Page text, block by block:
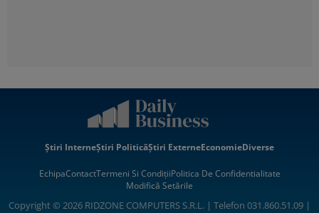
Știri InterneȘtiri PoliticăȘtiri ExterneEconomieDiverse
EchipaContactTermeni Si CondițiiPolitica De Confidentialitate
Modifică Setările
Copyright © 2026 RIDZONE COMPUTERS S.R.L. | Telefon 031.860.51.09 |